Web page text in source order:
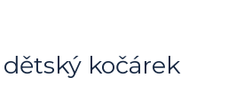
kočárek